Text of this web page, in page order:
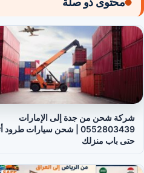
شركة شحن من جدة إلى الإمارات
0552803439 | شحن سيارات
حتى باب منزلك